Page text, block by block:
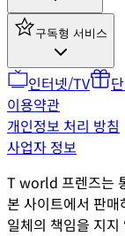
구독형 서비스
인터넷/TV
이용약관
개인정보 처리 방침
사업자 정보
T world 프렌즈는
본 사이트에서 판
일체의 책임을 지지